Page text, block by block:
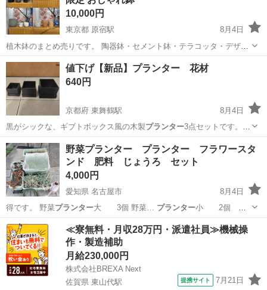
10,000円
東京都 原宿駅
8月4日
植木鉢のまとめ売りです。 陶器鉢・セメント鉢・テラコッタ・デザイ
ン鉢など、様々な種類があります。 写真は一部で、掲載写真の約2倍
の数量があります。 観葉植物がお好きな方や、店舗・サロン・カフェ
などでまとめて...
東京 渋谷区 原宿駅 家庭用品
値下げ【新品】プランター 花材
640円
京都府 東舞鶴駅
8月4日
黒がシックな、ギブトボックス風の木製プランター3点セットです。未
使用だったと思いま…
京都 舞鶴市 東舞鶴駅 生活雑貨 プランター
野菜プランター プランター フラワースタ
ンド 肥料 じょうろ セット
4,000円
愛知県 名古屋市
8月4日
得です。 野菜プランター大 3個 野菜… プランター小 2個
（1… ってます） 野菜プランター丸型 1個 プ… です） フラワープ
ランター
5個 土 …
愛知 名古屋市 家庭用品 プランター
≪寮無料・月収28万円・派遣社員≫機械操
作・製造補助
月給230,000円
株式会社BREXA Next
佐賀県 東山代駅
提携サイト 7月21日